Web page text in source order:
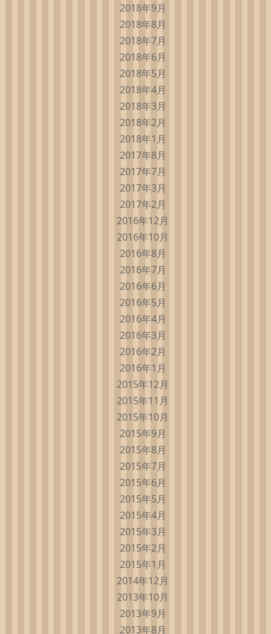
2018年9月
2018年8月
2018年7月
2018年6月
2018年5月
2018年4月
2018年3月
2018年2月
2018年1月
2017年8月
2017年7月
2017年3月
2017年2月
2016年12月
2016年10月
2016年8月
2016年7月
2016年6月
2016年5月
2016年4月
2016年3月
2016年2月
2016年1月
2015年12月
2015年11月
2015年10月
2015年9月
2015年8月
2015年7月
2015年6月
2015年5月
2015年4月
2015年3月
2015年2月
2015年1月
2014年12月
2013年10月
2013年9月
2013年8月